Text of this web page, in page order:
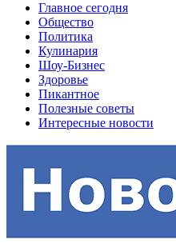
Главное сегодня
Общество
Политика
Кулинария
Шоу-Бизнес
Здоровье
Пикантное
Полезные советы
Интересные новости